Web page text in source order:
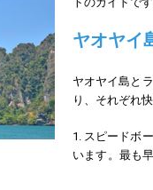
ヤオヤイ
ヤオヤイ島と
り、それぞれ
1. スピードボ
います。最も